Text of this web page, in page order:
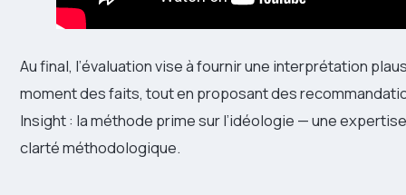
Au final, l’évaluation vise à fournir une interprétation
moment des faits, tout en proposant des
Insight : la méthode prime sur l’idéologie — une
clarté méthodologique.